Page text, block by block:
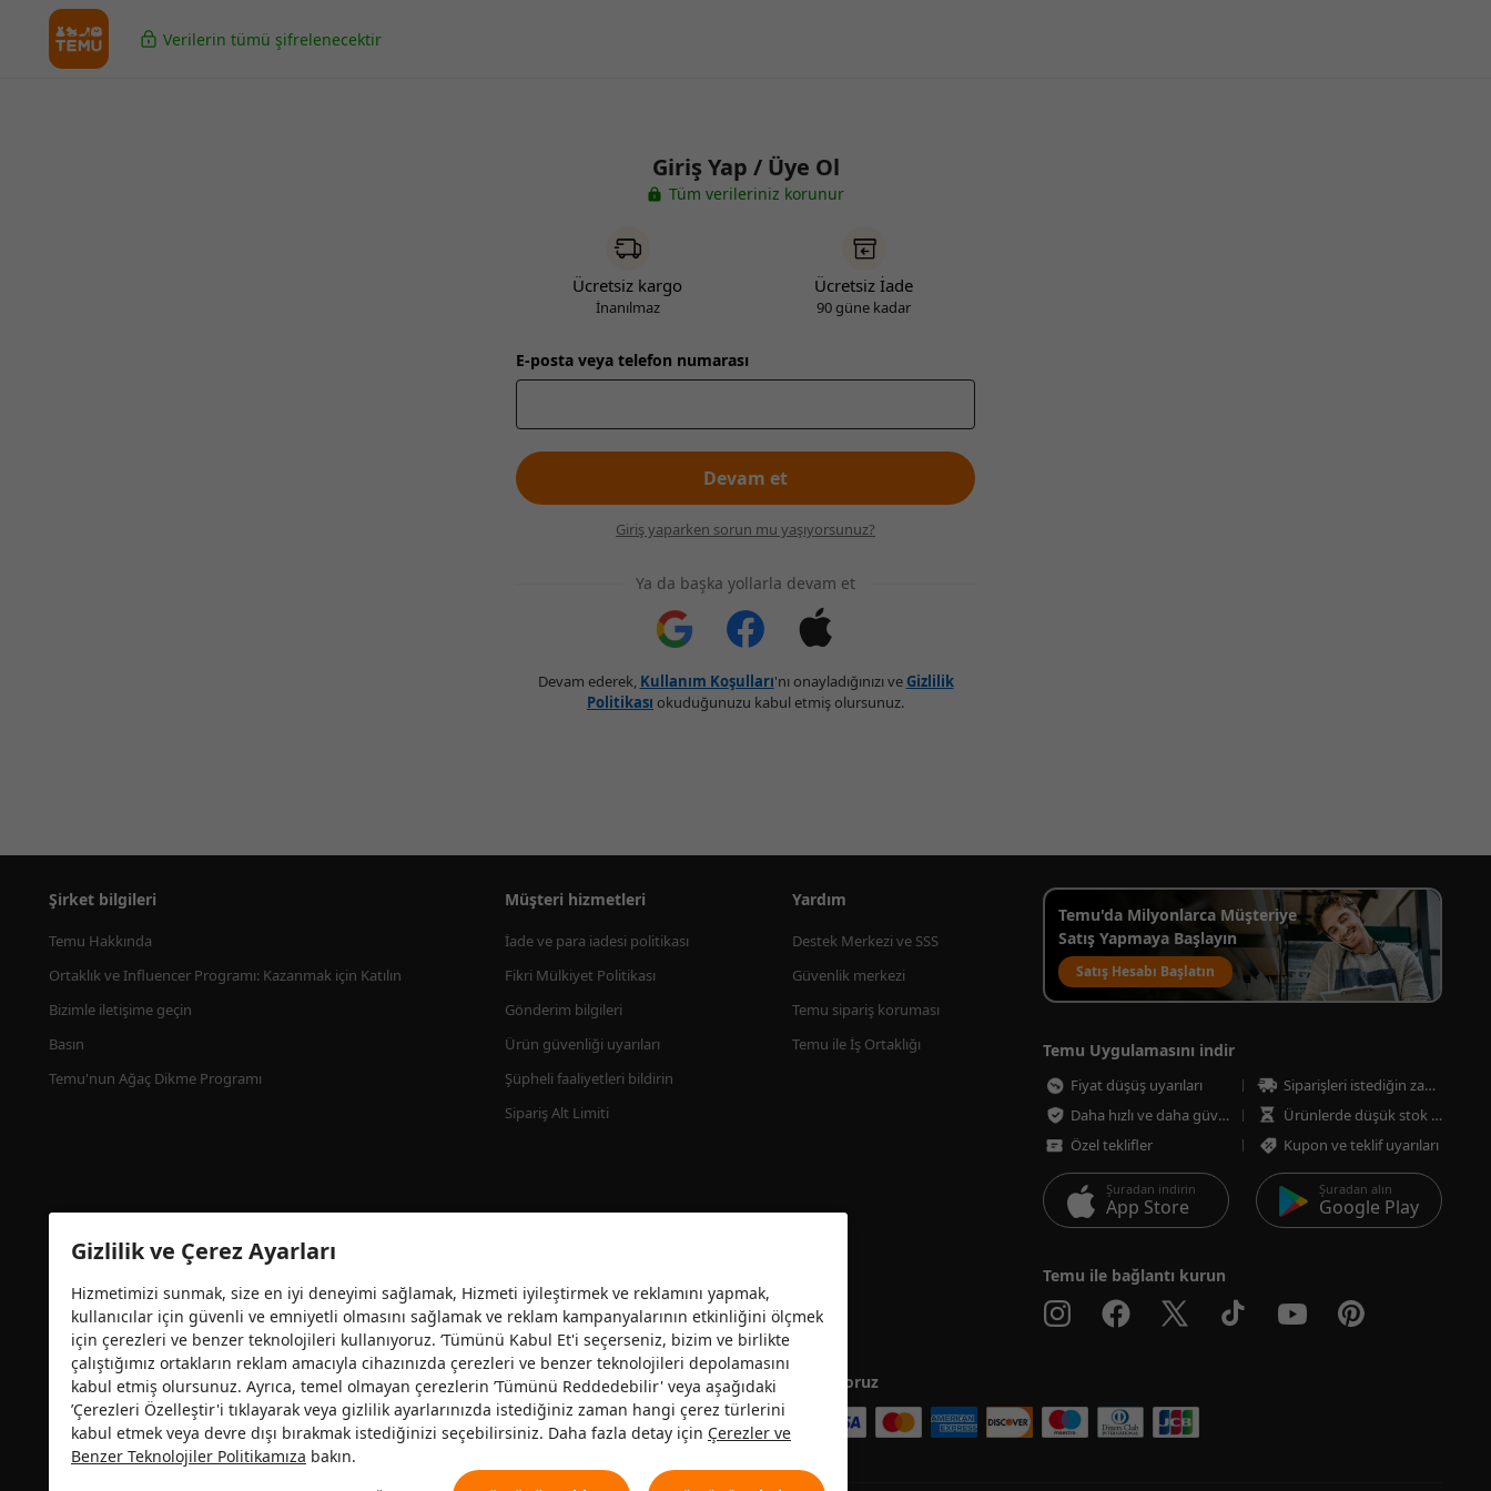
Verilerin tümü şifrelenecektir
Giriş Yap / Üye Ol
Tüm verileriniz korunur
Ücretsiz kargo
İnanılmaz
Ücretsiz İade
90 güne kadar
E-posta veya telefon numarası
Devam et
Giriş yaparken sorun mu yaşıyorsunuz?
Ya da başka yollarla devam et
Devam ederek, Kullanım Koşulları'nı onayladığınızı ve Gizlilik
Politikası okuduğunuzu kabul etmiş olursunuz.
Şirket bilgileri
Temu Hakkında
Ortaklık ve Influencer Programı: Kazanmak için Katılın
Bizimle iletişime geçin
Basın
Temu'nun Ağaç Dikme Programı
Müşteri hizmetleri
İade ve para iadesi politikası
Fikri Mülkiyet Politikası
Gönderim bilgileri
Ürün güvenliği uyarıları
Şüpheli faaliyetleri bildirin
Sipariş Alt Limiti
Yardım
Destek Merkezi ve SSS
Güvenlik merkezi
Temu sipariş koruması
Temu ile İş Ortaklığı
Temu'da Milyonlarca Müşteriye
Satış Yapmaya Başlayın
Satış Hesabı Başlatın
Temu Uygulamasını indir
Fiyat düşüş uyarıları
Siparişleri istediğin zaman takip et
Daha hızlı ve daha güvenli ödeme
Ürünlerde düşük stok uyarıları
Özel teklifler
Kupon ve teklif uyarıları
Şuradan indirin
App Store
Şuradan alın
Google Play
Temu ile bağlantı kurun
Güvenlik sertifikası Kabul ediyoruz
Gizlilik ve Çerez Ayarları
Hizmetimizi sunmak, size en iyi deneyimi sağlamak, Hizmeti iyileştirmek ve reklamını yapmak,
kullanıcılar için güvenli ve emniyetli olmasını sağlamak ve reklam kampanyalarının etkinliğini ölçmek
için çerezleri ve benzer teknolojileri kullanıyoruz. ‘Tümünü Kabul Et'i seçerseniz, bizim ve birlikte
çalıştığımız ortakların reklam amacıyla cihazınızda çerezleri ve benzer teknolojileri depolamasını
kabul etmiş olursunuz. Ayrıca, temel olmayan çerezlerin ’Tümünü Reddedebilir' veya aşağıdaki
’Çerezleri Özelleştir'i tıklayarak veya gizlilik ayarlarınızda istediğiniz zaman hangi çerez türlerini
kabul etmek veya devre dışı bırakmak istediğinizi seçebilirsiniz. Daha fazla detay için Çerezler ve
Benzer Teknolojiler Politikamıza bakın.